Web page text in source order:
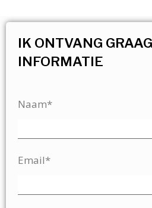
IK ONTVANG
INFORMATIE
Naam*
Email*